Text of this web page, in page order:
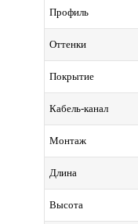
Профиль
Оттенки
Покрытие
Кабель-канал
Монтаж
Длина
Высота